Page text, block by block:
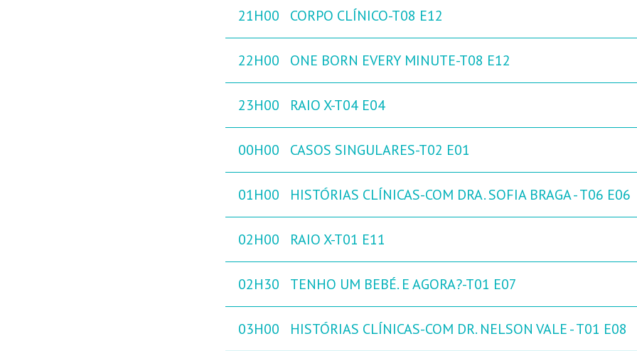
21H00 CORPO CLÍNICO-T08 E12
22H00 ONE BORN EVERY MINUTE-T08 E12
23H00 RAIO X-T04 E04
00H00 CASOS SINGULARES-T02 E01
01H00 HISTÓRIAS CLÍNICAS-COM DRA. SOFIA BRAGA - T06 E06
02H00 RAIO X-T01 E11
02H30 TENHO UM BEBÉ. E AGORA?-T01 E07
03H00 HISTÓRIAS CLÍNICAS-COM DR. NELSON VALE - T01 E08